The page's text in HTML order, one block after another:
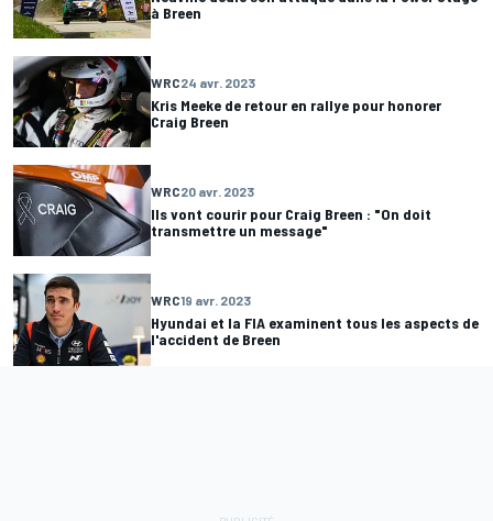
à Breen
WRC24 avr. 2023
Kris Meeke de retour en rallye pour honorer
Craig Breen
WRC20 avr. 2023
Ils vont courir pour Craig Breen : "On doit
transmettre un message"
WRC19 avr. 2023
Hyundai et la FIA examinent tous les aspects de
l'accident de Breen